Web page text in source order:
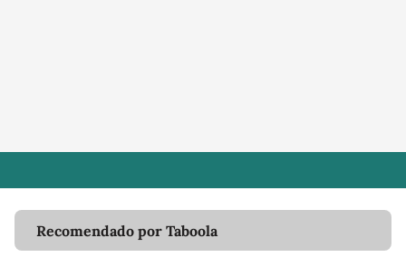
Recomendado por Taboola